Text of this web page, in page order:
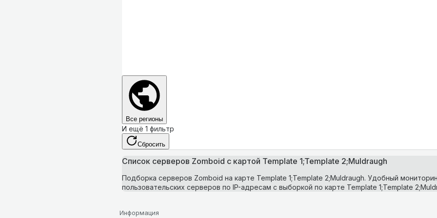
Все регионы
И ещё 1 фильтр
Сбросить
Список серверов Zomboid с картой Template 1;Template 2;Muldraugh
Подборка серверов Zomboid на карте Template 1;Template 2;Muldraugh. Удобный
пользовательских серверов по IP-адресам с выборкой по карте Template 1;Template
Информация